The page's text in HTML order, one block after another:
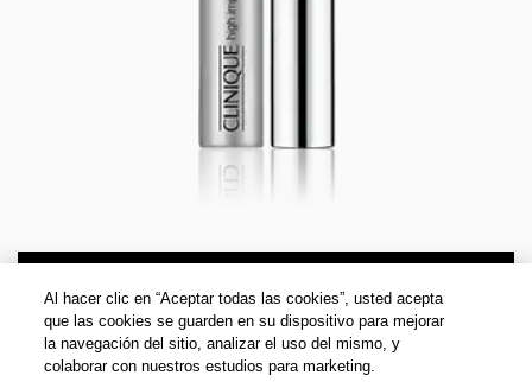
Al hacer clic en “Aceptar todas las cookies”, usted acepta
que las cookies se guarden en su dispositivo para mejorar
la navegación del sitio, analizar el uso del mismo, y
colaborar con nuestros estudios para marketing.